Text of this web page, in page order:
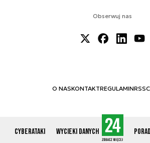
Cyberataki Wycieki danych
Obserwuj nas
O NASKONTAKTREGULAMINRSS
© 2012-2026